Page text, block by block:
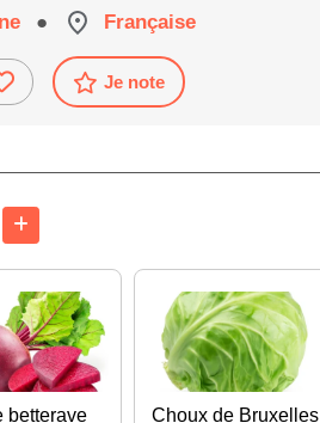
● Française
Je note
betterave
Choux de Bruxelles